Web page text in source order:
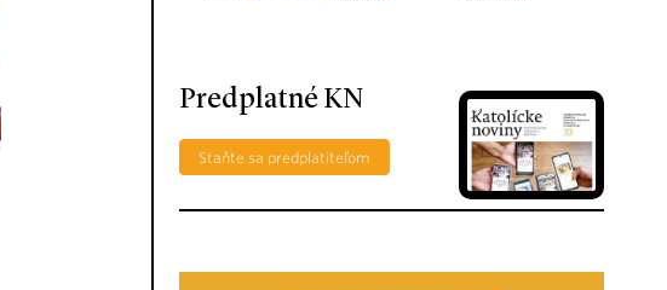
Predplatné KN
Staňte sa predplatiteľom